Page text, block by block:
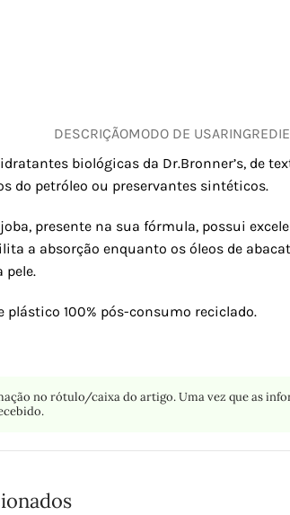
DESCRIÇÃOMODO DE USAR
biológicas da Dr.Bronner’s, de
do petróleo ou preservantes sintéticos.
presente na sua fórmula, possui
a absorção enquanto os óleos de
pele.
plástico 100% pós-consumo reciclado.
no rótulo/caixa do artigo. Uma vez que as